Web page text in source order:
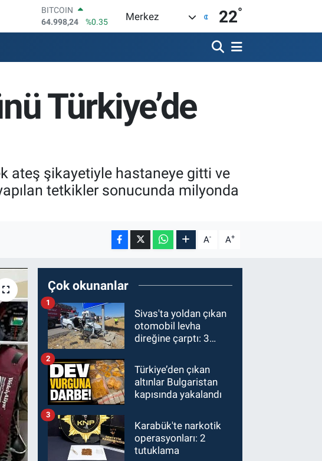
DOLAR
47,7436
%0.18
EURO
6660.55
%0.03
13.779
%-14
Merkez 22°
Türkiye’de
ateş şikayetiyle hastaneye gitti ve
tetkikler sonucunda milyonda
A- A+
Çok okunanlar
Sivas'ta yoldan çıkan
otomobil levha
direğine çarptı: 3
1
Türkiye’den çıkan
altınlar Bulgaristan
kapısında yakalandı
2
Karabük'te narkotik
operasyonları: 2
tutuklama
3